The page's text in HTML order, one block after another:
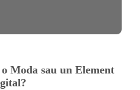
Moda sau un Element